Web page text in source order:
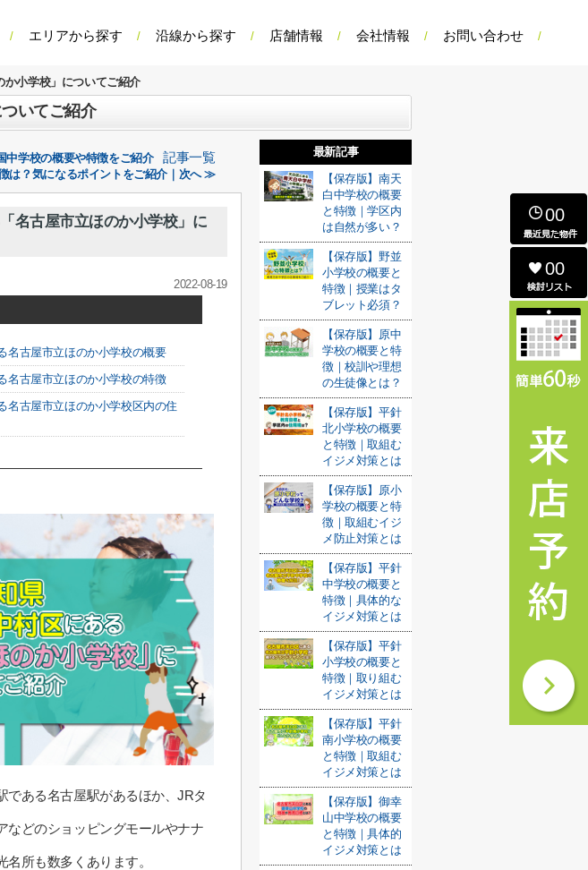
エリアから探す 沿線から探す 店舗情報 会社情報 お問い合わせ
小学校」についてご紹介
いてご紹介
学校の概要や特徴をご紹介 記事一覧
は？気になるポイントをご紹介｜次へ ≫
名古屋市立ほのか小学校」に
2022-08-19
名古屋市立ほのか小学校の概要
名古屋市立ほのか小学校の特徴
名古屋市立ほのか小学校区内の住
である名古屋駅があるほか、JRタ
などのショッピングモールやナナ
所も数多くあります。
最新記事
【保存版】南天
白中学校の概要
と特徴｜学区内
は自然が多い？
【保存版】野並
小学校の概要と
特徴｜授業はタ
ブレット必須？
【保存版】原中
学校の概要と特
徴｜校訓や理想
の生徒像とは？
【保存版】平針
北小学校の概要
と特徴｜取組む
イジメ対策とは
【保存版】原小
学校の概要と特
徴｜取組むイジ
メ防止対策とは
【保存版】平針
中学校の概要と
特徴｜具体的な
イジメ対策とは
【保存版】平針
小学校の概要と
特徴｜取り組む
イジメ対策とは
【保存版】平針
南小学校の概要
と特徴｜取組む
イジメ対策とは
【保存版】御幸
山中学校の概要
と特徴｜具体的
イジメ対策とは
00
00